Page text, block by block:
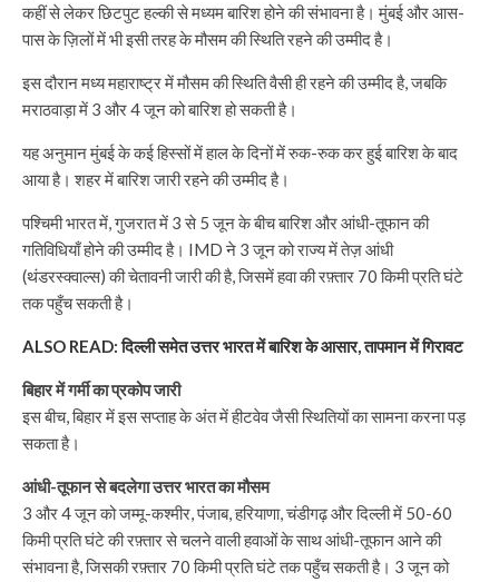
कहीं से लेकर छिटपुट हल्की से मध्यम बारिश होने की संभावना है। मुंबई और आस-
पास के ज़िलों में भी इसी तरह के मौसम की स्थिति रहने की उम्मीद है।
इस दौरान मध्य महाराष्ट्र में मौसम की स्थिति वैसी ही रहने की उम्मीद है, जबकि
मराठवाड़ा में 3 और 4 जून को बारिश हो सकती है।
यह अनुमान मुंबई के कई हिस्सों में हाल के दिनों में रुक-रुक कर हुई बारिश के बाद
आया है। शहर में बारिश जारी रहने की उम्मीद है।
पश्चिमी भारत में, गुजरात में 3 से 5 जून के बीच बारिश और आंधी-तूफान की
गतिविधियाँ होने की उम्मीद है। IMD ने 3 जून को राज्य में तेज़ आंधी
(थंडरस्क्वाल्स) की चेतावनी जारी की है, जिसमें हवा की रफ़्तार 70 किमी प्रति घंटे
तक पहुँच सकती है।
ALSO READ: दिल्ली समेत उत्तर भारत में बारिश के आसार, तापमान में गिरावट
बिहार में गर्मी का प्रकोप जारी
इस बीच, बिहार में इस सप्ताह के अंत में हीटवेव जैसी स्थितियों का सामना करना पड़
सकता है।
आंधी-तूफान से बदलेगा उत्तर भारत का मौसम
3 और 4 जून को जम्मू-कश्मीर, पंजाब, हरियाणा, चंडीगढ़ और दिल्ली में 50-60
किमी प्रति घंटे की रफ़्तार से चलने वाली हवाओं के साथ आंधी-तूफान आने की
संभावना है, जिसकी रफ़्तार 70 किमी प्रति घंटे तक पहुँच सकती है। 3 जून को